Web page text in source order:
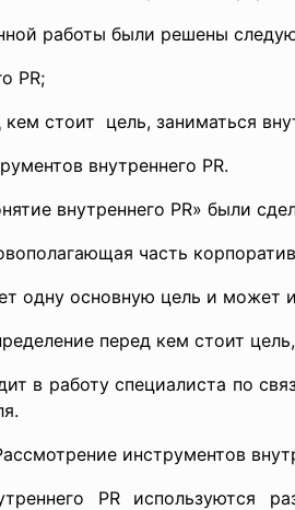
работы были решены
PR;
стоит цель, заниматься
внутреннего PR.
внутреннего PR» были
часть
одну основную цель и может
перед кем стоит
в работу специалиста по
инструментов
PR используются